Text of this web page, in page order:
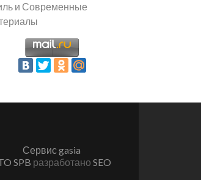
и Современные
Сервис gasia
SPB разработано SEO